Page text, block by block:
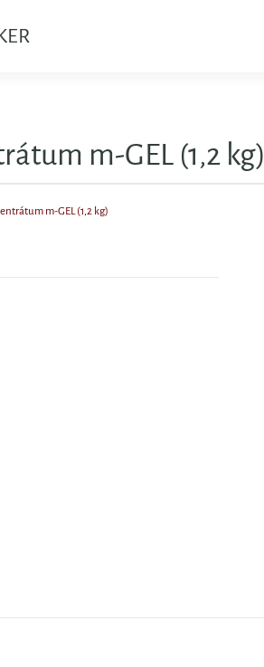
m-GEL (1,2 kg)
m-GEL (1,2 kg)